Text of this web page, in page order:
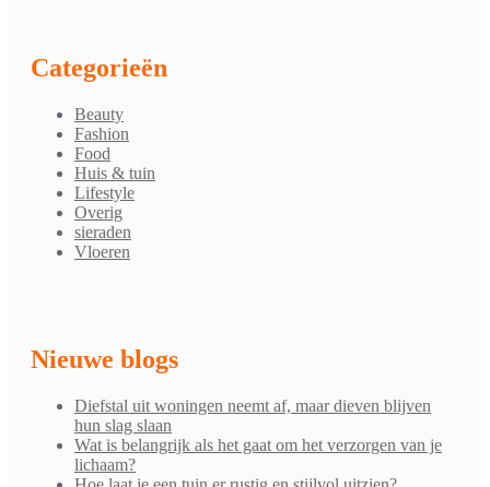
Categorieën
Beauty
Fashion
Food
Huis & tuin
Lifestyle
Overig
sieraden
Vloeren
Nieuwe blogs
Diefstal uit woningen neemt af, maar dieven blijven
hun slag slaan
Wat is belangrijk als het gaat om het verzorgen van je
lichaam?